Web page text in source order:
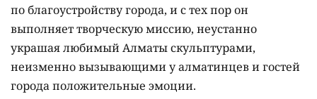
по благоустройству города, и с тех пор он
выполняет творческую миссию, неустанно
украшая любимый Алматы скульптурами,
неизменно вызывающими у алматинцев и гостей
города положительные эмоции.